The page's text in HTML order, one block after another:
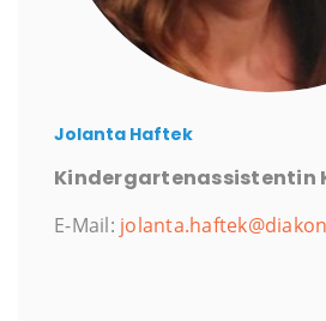
Jolanta Haftek
Kindergartenassistentin
E-Mail: